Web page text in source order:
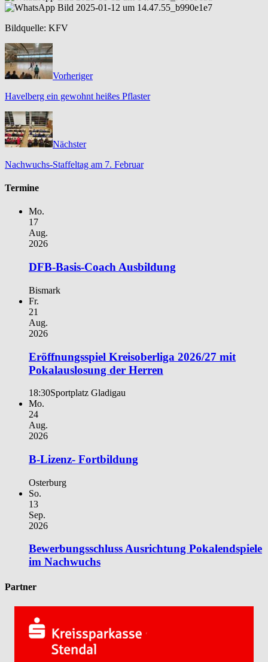
Bildquelle: KFV
Vorheriger
Havelberg ein gewohnt heißes Pflaster
Nächster
Nachwuchs-Staffeltag am 7. Februar
Termine
Mo.
17
Aug.
2026
DFB-Basis-Coach Ausbildung
Bismark
Fr.
21
Aug.
2026
Eröffnungsspiel Kreisoberliga 2026/27 mit
Pokalauslosung der Herren
18:30Sportplatz Gladigau
Mo.
24
Aug.
2026
B-Lizenz- Fortbildung
Osterburg
So.
13
Sep.
2026
Bewerbungsschluss Ausrichtung Pokalendspiele
im Nachwuchs
Partner